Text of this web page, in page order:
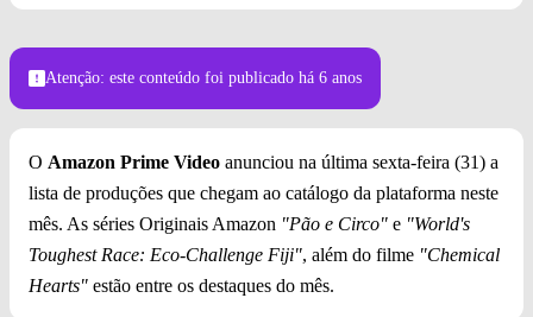
Atenção: este conteúdo foi publicado há 6 anos
O Amazon Prime Video anunciou na última sexta-feira (31) a
lista de produções que chegam ao catálogo da plataforma neste
mês. As séries Originais Amazon "Pão e Circo" e "World's
Toughest Race: Eco-Challenge Fiji", além do filme "Chemical
Hearts" estão entre os destaques do mês.